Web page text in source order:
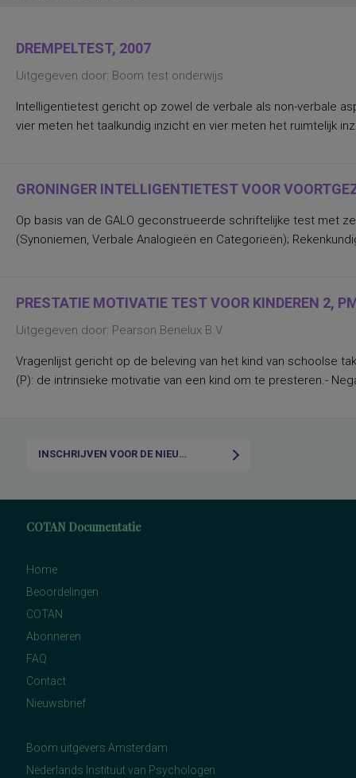
DREMPELTEST, 2007
Uitgegeven door: Boom test onderwijs
Intelligentietest gericht op zowel de verbale als non-verbale
vier meten het taalkundig inzicht en vier meten het ruimtelijk
GRONINGER INTELLIGENTIETEST VOOR
Op basis van de GALO geconstrueerde schriftelijke test met
(Synoniemen, Verbale Analogieën en Categorieën);
PRESTATIE MOTIVATIE TEST VOOR KINDEREN 2,
Uitgegeven door: Pearson Benelux B.V.
Vragenlijst gericht op de beleving van het kind van schoolse
(P): de intrinsieke motivatie van een kind om te presteren.-
INSCHRIJVEN VOOR DE NIEUWSBRIEF
COTAN Documentatie
Home
Beoordelingen
COTAN
Abonneren
FAQ
Contact
Nieuwsbrief
Boom uitgevers Amsterdam
Nederlands Instituut van Psychologen